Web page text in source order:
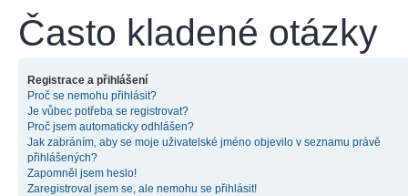
Často kladené otázky
Registrace a přihlášení
Proč se nemohu přihlásit?
Je vůbec potřeba se registrovat?
Proč jsem automaticky odhlášen?
Jak zabráním, aby se moje uživatelské jméno objevilo v seznamu právě
přihlášených?
Zapomněl jsem heslo!
Zaregistroval jsem se, ale nemohu se přihlásit!